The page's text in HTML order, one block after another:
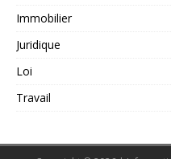
Immobilier
Juridique
Loi
Travail